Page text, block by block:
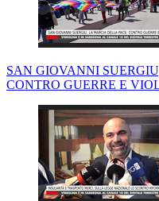
SAN GIOVANNI
CONTRO GUERRE E